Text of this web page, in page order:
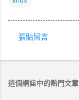
言
張貼留言
這個網誌中的熱門文章